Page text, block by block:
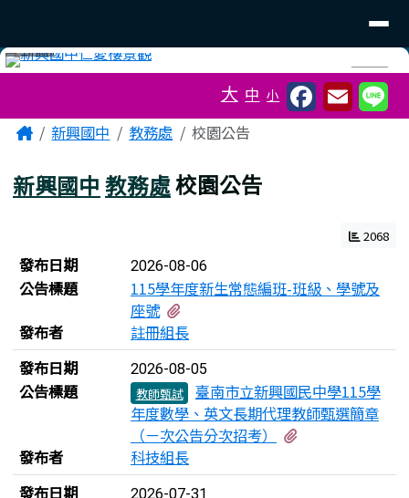
⏸
大 中 小
主內容區域
Home新興國中 教務處 校園公告
新興國中 教務處校園公告
2068
新聞列表
發布日期 2026-08-06
公告標題
115學年度新生常態編班-班級、學號及
座號
發布者
註冊組長
發布日期
2026-08-05
公告標題 教師甄試
臺南市立新興國民中學115學
年度數學、英文長期代理教師甄選簡章
（ㄧ次公告分次招考）
發布者
科技組長
發布日期
2026-07-31
頁尾區域